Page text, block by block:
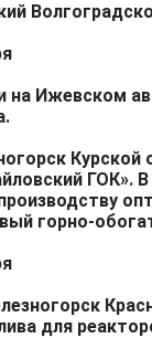
на Ижевском
ГОК».
горно-
для